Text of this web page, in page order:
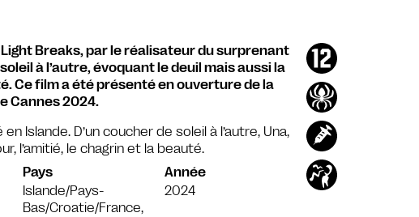
Breaks, par le réalisateur du surprenant
à l’autre, évoquant le deuil mais aussi la
Ce film a été présenté en ouverture de la
Cannes 2024.
Islande. D’un coucher de soleil à l’autre, Una,
l’amitié, le chagrin et la beauté.
Pays
Islande/Pays-
Bas/Croatie/France,
Année
2024